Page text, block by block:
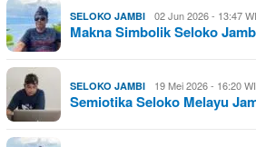
SELOKO JAMBI 02 Jun 2026 - 13:47
Makna Simbolik Seloko
SELOKO JAMBI 19 Mei 2026 - 16:20
Semiotika Seloko Melayu